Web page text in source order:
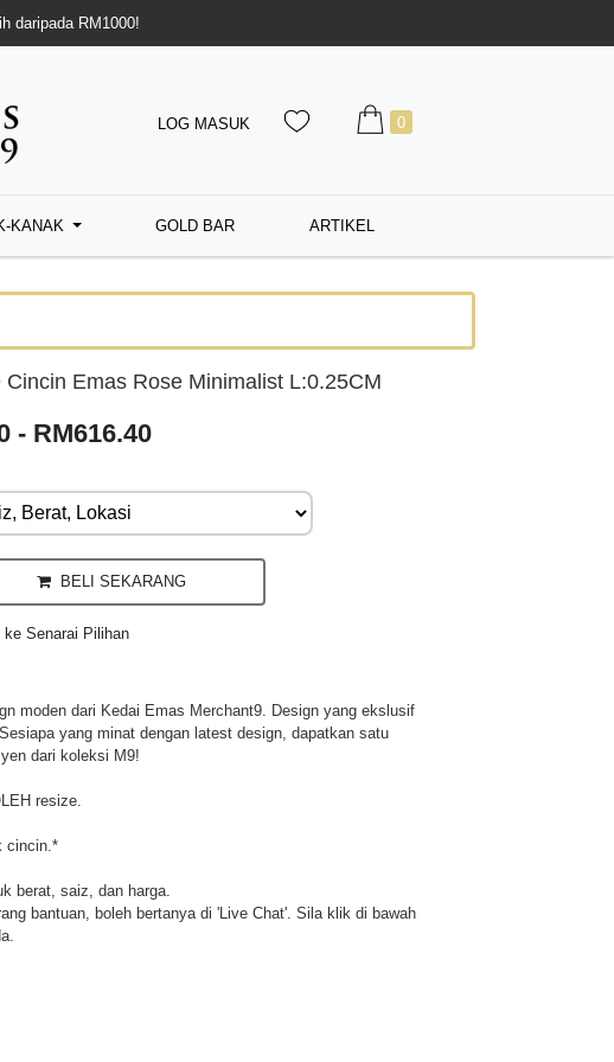
daripada RM1000!
LOG MASUK 0
KANAK GOLD BAR ARTIKEL
Cincin Emas Rose Minimalist L:0.25CM
- RM616.40
BELI SEKARANG
ke Senarai Pilihan
moden dari Kedai Emas Merchant9. Design yang ekslusif
yang minat dengan latest design, dapatkan satu
dari koleksi M9!
resize.
cincin.*
berat, saiz, dan harga.
bantuan, boleh bertanya di 'Live Chat'. Sila klik di bawah